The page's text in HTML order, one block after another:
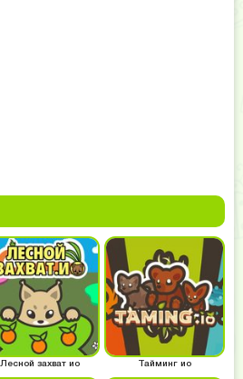
Лесной захват ио Тайминг ио